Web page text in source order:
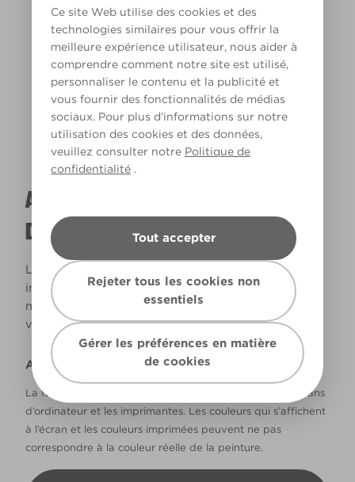
Ce site Web utilise des cookies et des
technologies similaires pour vous offrir la
meilleure expérience utilisateur, nous aider à
comprendre comment notre site est utilisé,
personnaliser le contenu et la publicité et
vous fournir des fonctionnalités de médias
sociaux. Pour plus d’informations sur notre
utilisation des cookies et des données,
veuillez consulter notre Politique de
confidentialité .
Tout accepter
Rejeter tous les cookies non
essentiels
Gérer les préférences en matière
de cookies
Lumière chaude
A QUOI RESSEMBLERA CETTE COULEUR
DANS VOTRE MAISON ?
La lumière naturelle et l’éclairage jouent un rôle
important sur le rendu des couleurs dans votre
maison. Utilisez cet outil pour voir le rendu de
votre couleur en fonction de la lumière.
Avertissement
La façon dont les couleurs s’affichent varie selon les écrans
d’ordinateur et les imprimantes. Les couleurs qui s’affichent
à l’écran et les couleurs imprimées peuvent ne pas
correspondre à la couleur réelle de la peinture.